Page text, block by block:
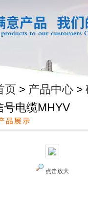
页 > 产品中心 >
号电缆MHYV
点击放大